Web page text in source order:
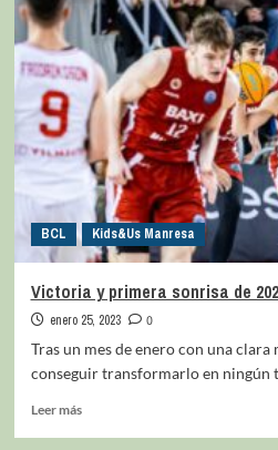
BCL Kids&Us Manresa
Victoria y primera sonrisa de
enero 25, 2023
0
Tras un mes de enero con una
conseguir transformarlo en ningún
Leer más